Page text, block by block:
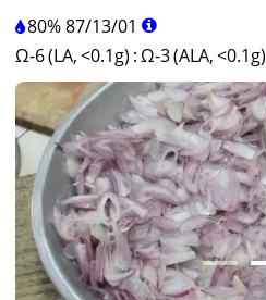
80%87/13/01
Ω-6 (LA, <0.1g) :Ω-3 (ALA, <0.1g)